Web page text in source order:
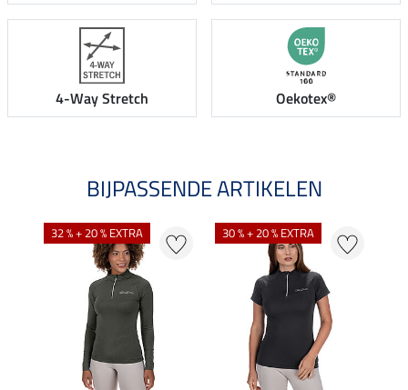
4-Way Stretch Oekotex®
BIJPASSENDE ARTIKELEN
32 % + 20 % EXTRA 30 % + 20 % EXTRA